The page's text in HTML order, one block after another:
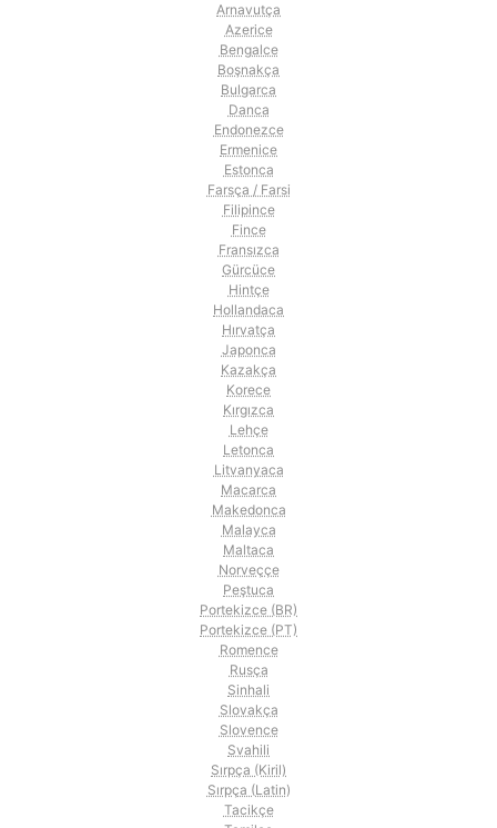
Arnavutça
Azerice
Bengalce
Boşnakça
Bulgarca
Danca
Endonezce
Ermenice
Estonca
Farsça / Farsi
Filipince
Fince
Fransızca
Gürcüce
Hintçe
Hollandaca
Hırvatça
Japonca
Kazakça
Korece
Kırgızca
Lehçe
Letonca
Litvanyaca
Macarca
Makedonca
Malayca
Maltaca
Norveççe
Peştuca
Portekizce (BR)
Portekizce (PT)
Romence
Rusça
Sinhali
Slovakça
Slovence
Svahili
Sırpça (Kiril)
Sırpça (Latin)
Tacikçe